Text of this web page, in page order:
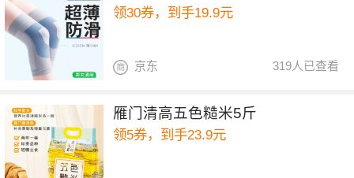
领30券，到手19.9元
319人已查看
京东
雁门清高五色糙米5斤
领5券，到手23.9元